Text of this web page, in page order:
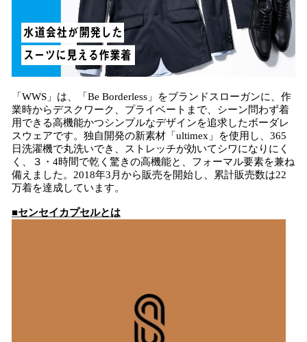
「WWS」は、「Be Borderless」をブランドスローガンに、作
業時からデスクワーク、プライベートまで、シーン問わず着
用できる高機能かつシンプルなデザインを追求したボーダレ
スウェアです。独自開発の新素材「ultimex」を使用し、365
日洗濯機で丸洗いでき、ストレッチが効いてシワになりにく
く、３・4時間で乾く驚きの高機能と、フォーマル要素を兼ね
備えました。2018年3月から販売を開始し、累計販売数は22
万着を達成しています。
■センセイカプセルとは